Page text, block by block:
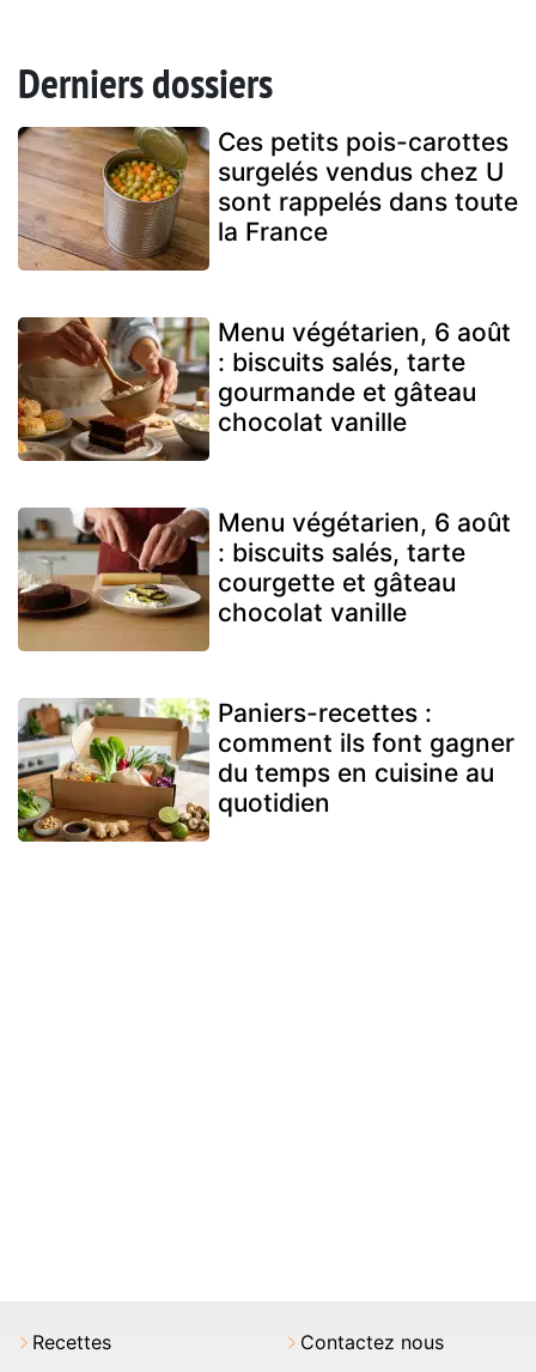
Derniers dossiers
Ces petits pois-carottes
surgelés vendus chez U
sont rappelés dans toute
la France
Menu végétarien, 6 août
: biscuits salés, tarte
gourmande et gâteau
chocolat vanille
Menu végétarien, 6 août
: biscuits salés, tarte
courgette et gâteau
chocolat vanille
Paniers-recettes :
comment ils font gagner
du temps en cuisine au
quotidien
Recettes Contactez nous